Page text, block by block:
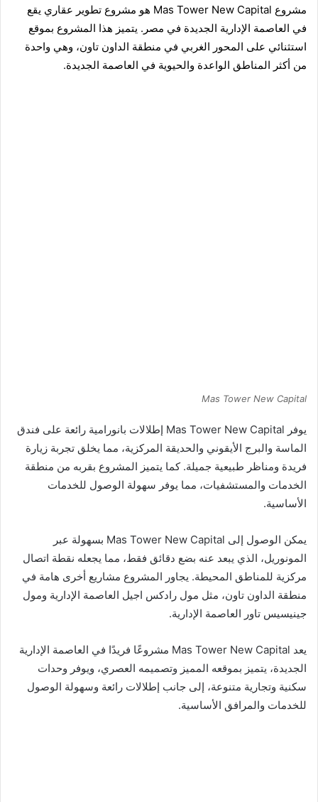
مشروع Mas Tower New Capital هو مشروع تطوير عقاري يقع
في العاصمة الإدارية الجديدة في مصر. يتميز هذا المشروع بموقع
استثنائي على المحور الغربي في منطقة الداون تاون، وهي واحدة
من أكثر المناطق الواعدة والحيوية في العاصمة الجديدة.
Mas Tower New Capital
يوفر Mas Tower New Capital إطلالات بانورامية رائعة على فندق
الماسة والبرج الأيقوني والحديقة المركزية، مما يخلق تجربة زيارة
فريدة ومناظر طبيعية جميلة. كما يتميز المشروع بقربه من منطقة
الخدمات والمستشفيات، مما يوفر سهولة الوصول للخدمات
الأساسية.
يمكن الوصول إلى Mas Tower New Capital بسهولة عبر
المونوريل، الذي يبعد عنه بضع دقائق فقط، مما يجعله نقطة اتصال
مركزية للمناطق المحيطة. يجاور المشروع مشاريع أخرى هامة في
منطقة الداون تاون، مثل مول رادكس اجيل العاصمة الإدارية ومول
جينيسيس تاور العاصمة الإدارية.
يعد Mas Tower New Capital مشروعًا فريدًا في العاصمة الإدارية
الجديدة، يتميز بموقعه المميز وتصميمه العصري، ويوفر وحدات
سكنية وتجارية متنوعة، إلى جانب إطلالات رائعة وسهولة الوصول
للخدمات والمرافق الأساسية.